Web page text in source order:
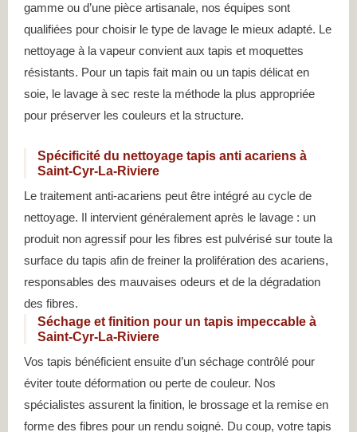
gamme ou d’une pièce artisanale, nos équipes sont
qualifiées pour choisir le type de lavage le mieux adapté. Le
nettoyage à la vapeur convient aux tapis et moquettes
résistants. Pour un tapis fait main ou un tapis délicat en
soie, le lavage à sec reste la méthode la plus appropriée
pour préserver les couleurs et la structure.
Spécificité du nettoyage tapis anti acariens à
Saint-Cyr-La-Riviere
Le traitement anti-acariens peut être intégré au cycle de
nettoyage. Il intervient généralement après le lavage : un
produit non agressif pour les fibres est pulvérisé sur toute la
surface du tapis afin de freiner la prolifération des acariens,
responsables des mauvaises odeurs et de la dégradation
des fibres.
Séchage et finition pour un tapis impeccable à
Saint-Cyr-La-Riviere
Vos tapis bénéficient ensuite d’un séchage contrôlé pour
éviter toute déformation ou perte de couleur. Nos
spécialistes assurent la finition, le brossage et la remise en
forme des fibres pour un rendu soigné. Du coup, votre tapis